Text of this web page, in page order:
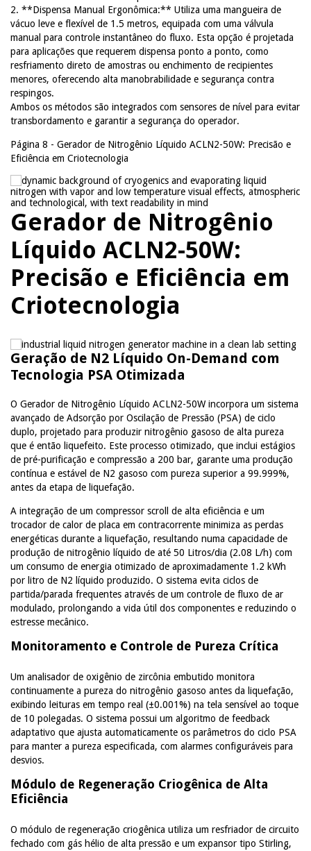
2. **Dispensa Manual Ergonômica:** Utiliza uma mangueira de
vácuo leve e flexível de 1.5 metros, equipada com uma válvula
manual para controle instantâneo do fluxo. Esta opção é projetada
para aplicações que requerem dispensa ponto a ponto, como
resfriamento direto de amostras ou enchimento de recipientes
menores, oferecendo alta manobrabilidade e segurança contra
respingos.
Ambos os métodos são integrados com sensores de nível para evitar
transbordamento e garantir a segurança do operador.
Página 8 - Gerador de Nitrogênio Líquido ACLN2-50W: Precisão e
Eficiência em Criotecnologia
Gerador de Nitrogênio
Líquido ACLN2-50W:
Precisão e Eficiência em
Criotecnologia
Geração de N2 Líquido On-Demand com
Tecnologia PSA Otimizada
O Gerador de Nitrogênio Líquido ACLN2-50W incorpora um sistema
avançado de Adsorção por Oscilação de Pressão (PSA) de ciclo
duplo, projetado para produzir nitrogênio gasoso de alta pureza
que é então liquefeito. Este processo otimizado, que inclui estágios
de pré-purificação e compressão a 200 bar, garante uma produção
contínua e estável de N2 gasoso com pureza superior a 99.999%,
antes da etapa de liquefação.
A integração de um compressor scroll de alta eficiência e um
trocador de calor de placa em contracorrente minimiza as perdas
energéticas durante a liquefação, resultando numa capacidade de
produção de nitrogênio líquido de até 50 Litros/dia (2.08 L/h) com
um consumo de energia otimizado de aproximadamente 1.2 kWh
por litro de N2 líquido produzido. O sistema evita ciclos de
partida/parada frequentes através de um controle de fluxo de ar
modulado, prolongando a vida útil dos componentes e reduzindo o
estresse mecânico.
Monitoramento e Controle de Pureza Crítica
Um analisador de oxigênio de zircônia embutido monitora
continuamente a pureza do nitrogênio gasoso antes da liquefação,
exibindo leituras em tempo real (±0.001%) na tela sensível ao toque
de 10 polegadas. O sistema possui um algoritmo de feedback
adaptativo que ajusta automaticamente os parâmetros do ciclo PSA
para manter a pureza especificada, com alarmes configuráveis para
desvios.
Módulo de Regeneração Criogênica de Alta
Eficiência
O módulo de regeneração criogênica utiliza um resfriador de circuito
fechado com gás hélio de alta pressão e um expansor tipo Stirling,